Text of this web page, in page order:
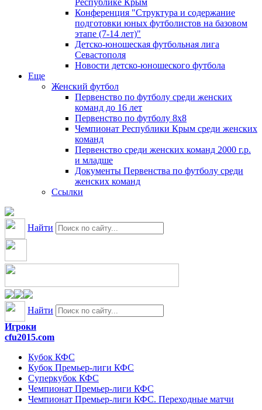
Республике Крым
Конференция "Структура и содержание
подготовки юных футболистов на базовом
этапе (7-14 лет)"
Детско-юношеская футбольная лига
Севастополя
Новости детско-юношеского футбола
Еще
Женский футбол
Первенство по футболу среди женских
команд до 16 лет
Первенство по футболу 8х8
Чемпионат Республики Крым среди женских
команд
Первенство среди женских команд 2000 г.р.
и младше
Документы Первенства по футболу среди
женских команд
Ссылки
Найти
Найти
Игроки
cfu2015.com
Кубок КФС
Кубок Премьер-лиги КФС
Суперкубок КФС
Чемпионат Премьер-лиги КФС
Чемпионат Премьер-лиги КФС. Переходные матчи